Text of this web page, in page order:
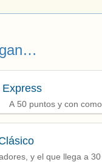
A 50 puntos y con
y el que llega a